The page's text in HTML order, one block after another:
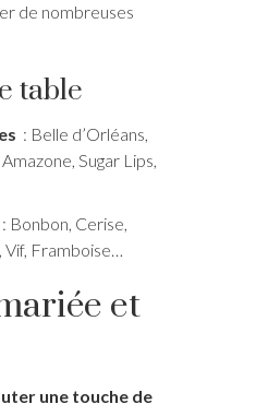
de nombreuses
table
: Belle d’Orléans,
Sugar Lips,
: Bonbon, Cerise,
Vif, Framboise…
et
une touche de